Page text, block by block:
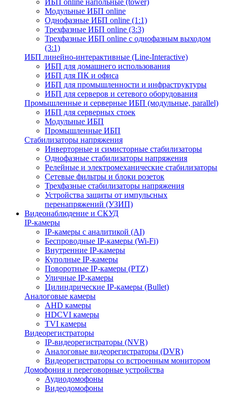
ИБП online напольные (tower)
Модульные ИБП online
Однофазные ИБП online (1:1)
Трехфазные ИБП online (3:3)
Трехфазные ИБП online с однофазным выходом
(3:1)
ИБП линейно-интерактивные (Line-Interactive)
ИБП для домашнего использования
ИБП для ПК и офиса
ИБП для промышленности и инфраструктуры
ИБП для серверов и сетевого оборудования
Промышленные и серверные ИБП (модульные, parallel)
ИБП для серверных стоек
Модульные ИБП
Промышленные ИБП
Стабилизаторы напряжения
Инверторные и симисторные стабилизаторы
Однофазные стабилизаторы напряжения
Релейные и электромеханические стабилизаторы
Сетевые фильтры и блоки розеток
Трехфазные стабилизаторы напряжения
Устройства защиты от импульсных
перенапряжений (УЗИП)
Видеонаблюдение и СКУД
IP-камеры
IP-камеры с аналитикой (AI)
Беспроводные IP-камеры (Wi-Fi)
Внутренние IP-камеры
Куполные IP-камеры
Поворотные IP-камеры (PTZ)
Уличные IP-камеры
Цилиндрические IP-камеры (Bullet)
Аналоговые камеры
AHD камеры
HDCVI камеры
TVI камеры
Видеорегистраторы
IP-видеорегистраторы (NVR)
Аналоговые видеорегистраторы (DVR)
Видеорегистраторы со встроенным монитором
Домофония и переговорные устройства
Аудиодомофоны
Видеодомофоны